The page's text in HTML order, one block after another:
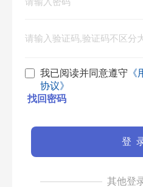
我已阅读并同意遵守 《
协议》
找回密码
登
其他登